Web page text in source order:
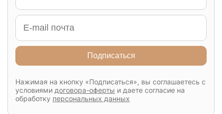
Подписаться
Нажимая на кнопку «Подписаться», вы соглашаетесь с
условиями договора-оферты и даете согласие на
обработку персональных данных